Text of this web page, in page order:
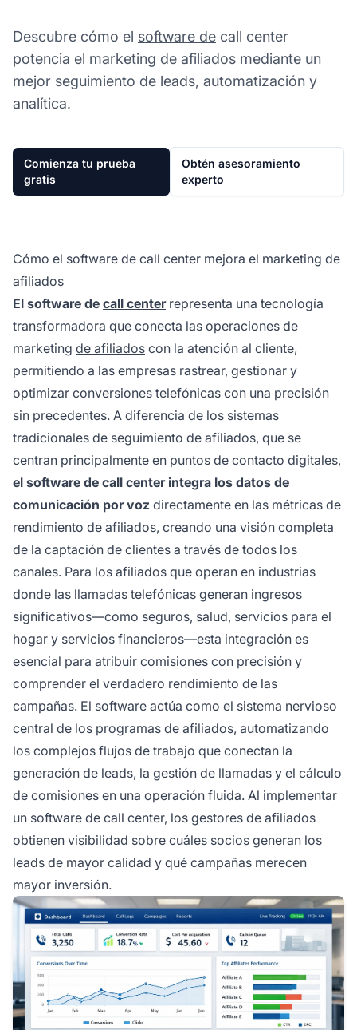
Descubre cómo el software de call center
potencia el marketing de afiliados mediante un
mejor seguimiento de leads, automatización y
analítica.
Comienza tu prueba
gratis
Obtén asesoramiento
experto
Cómo el software de call center mejora el marketing de
afiliados
El software de call centerrepresenta una tecnología
transformadora que conecta las operaciones de
marketing de afiliados con la atención al cliente,
permitiendo a las empresas rastrear, gestionar y
optimizar conversiones telefónicas con una precisión
sin precedentes. A diferencia de los sistemas
tradicionales de seguimiento de afiliados, que se
centran principalmente en puntos de contacto digitales,
el software de call center integra los datos de
comunicación por voz directamente en las métricas de
rendimiento de afiliados, creando una visión completa
de la captación de clientes a través de todos los
canales. Para los afiliados que operan en industrias
donde las llamadas telefónicas generan ingresos
significativos—como seguros, salud, servicios para el
hogar y servicios financieros—esta integración es
esencial para atribuir comisiones con precisión y
comprender el verdadero rendimiento de las
campañas. El software actúa como el sistema nervioso
central de los programas de afiliados, automatizando
los complejos flujos de trabajo que conectan la
generación de leads, la gestión de llamadas y el cálculo
de comisiones en una operación fluida. Al implementar
un software de call center, los gestores de afiliados
obtienen visibilidad sobre cuáles socios generan los
leads de mayor calidad y qué campañas merecen
mayor inversión.